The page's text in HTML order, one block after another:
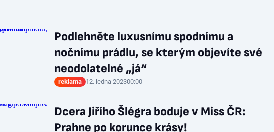
Podlehněte luxusnímu spodnímu a
nočnímu prádlu, se kterým objevíte své
neodolatelné „já“
reklama 12. ledna 202300:00
Dcera Jiřího Šlégra boduje v Miss ČR:
Prahne po korunce krásy!